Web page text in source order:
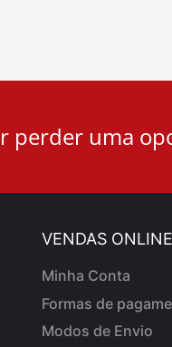
perder uma
VENDAS ONLINE
Minha Conta
Formas de
Modos de Enviο